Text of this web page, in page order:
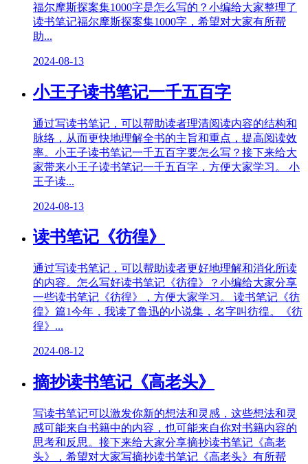
福尔摩斯探案集1000字是怎么写的？小编给大家整理了
读书笔记福尔摩斯探案集1000字，希望对大家有所帮
助...
2024-08-13
小王子读书笔记一千五百字
通过写读书笔记，可以帮助读者理清阅读内容的结构和
脉络，从而更快地理解全书的主旨和重点，提高阅读效
率。小王子读书笔记一千五百字要怎么写？接下来给大
家带来小王子读书笔记一千五百字，方便大家学习。 小
王子读...
2024-08-13
读书笔记《彷徨》
通过写读书笔记，可以帮助读者更好地理解和消化所读
的内容。怎么写好读书笔记《彷徨》？小编给大家分享
一些读书笔记《彷徨》，方便大家学习。 读书笔记《彷
徨》篇1今年，我读了鲁迅的小说集，名字叫彷徨。《彷
徨》...
2024-08-12
摘抄读书笔记《高老头》
写读书笔记可以激发你新的想法和灵感，这些想法和灵
感可能来自书籍中的内容，也可能来自你对书籍内容的
思考和反思。接下来给大家分享摘抄读书笔记《高老
头》，希望对大家写摘抄读书笔记《高老头》有所帮